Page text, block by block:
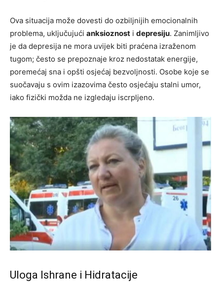
Ova situacija može dovesti do ozbiljnijih emocionalnih
problema, uključujući anksioznost i depresiju. Zanimljivo
je da depresija ne mora uvijek biti praćena izraženom
tugom; često se prepoznaje kroz nedostatak energije,
poremećaj sna i opšti osjećaj bezvoljnosti. Osobe koje se
suočavaju s ovim izazovima često osjećaju stalni umor,
iako fizički možda ne izgledaju iscrpljeno.
Uloga Ishrane i Hidratacije